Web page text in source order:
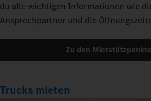
du alle wichtigen Informationen wie
Ansprechpartner und die
Zu den
Trucks mieten